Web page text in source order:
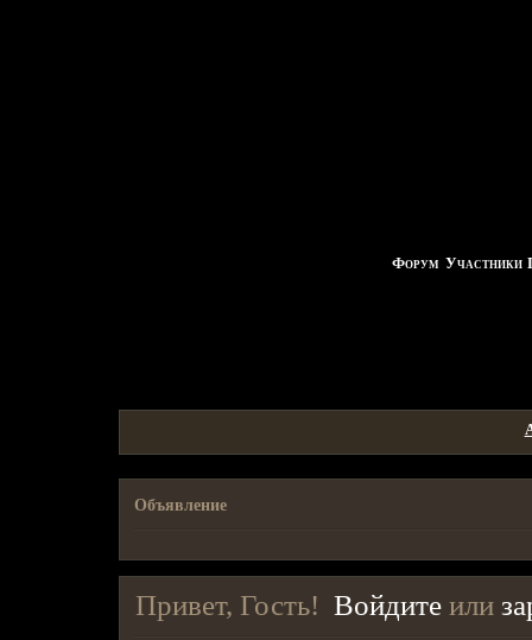
Форум Участники
Объявление
Привет, Гость! Войдите или